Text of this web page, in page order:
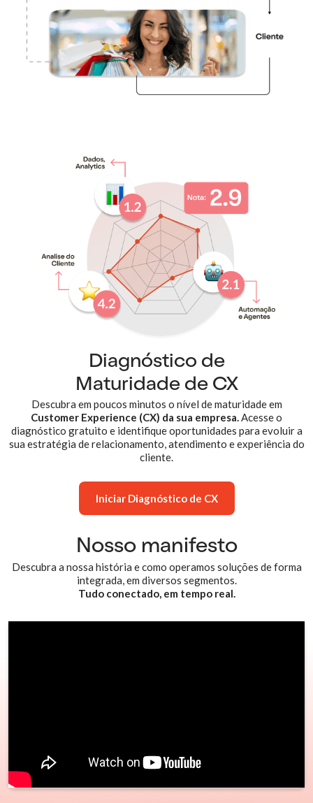
Diagnóstico de
Maturidade de CX
Descubra em poucos minutos o nível de maturidade em
Customer Experience (CX) da sua empresa.Acesse o
diagnóstico gratuito e identifique oportunidades para evoluir a
sua estratégia de relacionamento, atendimento e experiência do
cliente.
Iniciar Diagnóstico de CX
Nosso manifesto
Descubra a nossa história e como operamos soluções de forma
integrada, em diversos segmentos.
Tudo conectado, em tempo real.